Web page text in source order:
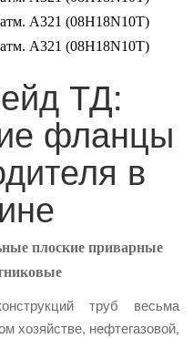
A321 (08H18N10Т)
A321 (08H18N10Т)
ТД:
фланцы
в
плоские приварные
труб весьма
хозяйстве, нефтегазовой,